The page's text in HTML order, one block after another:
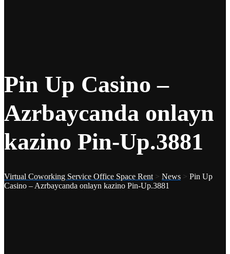
Pin Up Casino –
Azrbaycanda onlayn
kazino Pin-Up.3881
Virtual Coworking Service Office Space Rent > News > Pin Up
Casino – Azrbaycanda onlayn kazino Pin-Up.3881